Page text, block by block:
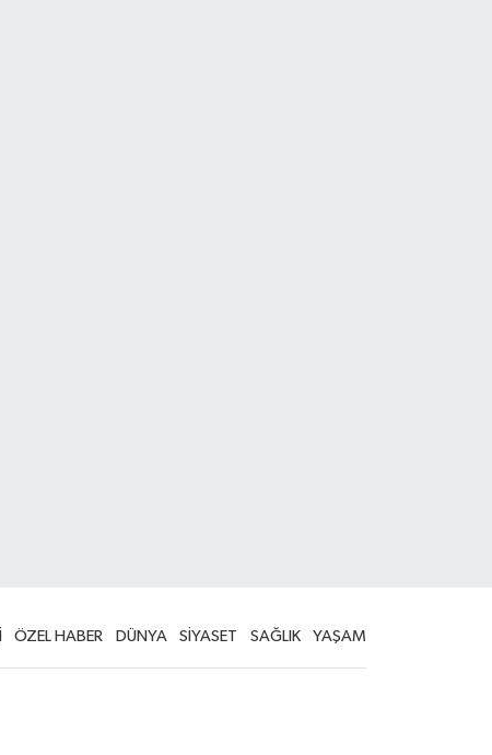
ÖZEL HABER DÜNYA SİYASET SAĞLIK YAŞAM